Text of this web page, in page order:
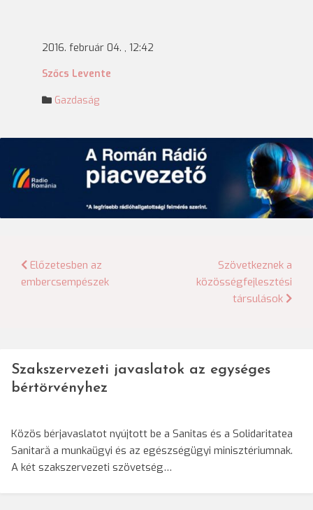
2016. február 04. , 12:42
Szőcs Levente
Gazdaság
Bejegyzés
navigáció
Előzetesben az
embercsempészek
Szövetkeznek a
közösségfejlesztési
társulások
Szakszervezeti javaslatok az egységes
bértörvényhez
Közös bérjavaslatot nyújtott be a Sanitas és a Solidaritatea
Sanitară a munkaügyi és az egészségügyi minisztériumnak.
A két szakszervezeti szövetség…